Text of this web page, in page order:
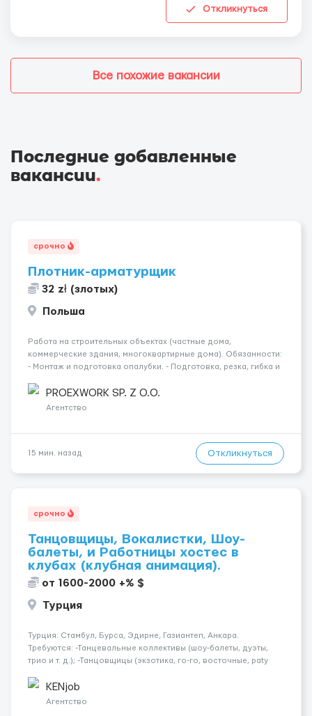
Откликнуться
Все похожие вакансии
Последние добавленные
вакансии.
срочно
Плотник-арматурщик
32 zł (злотых)
Польша
Работа на строительных объектах (частные дома,
коммерческие здания, многоквартирные дома). Обязанности:
- Монтаж и подготовка опалубки. - Подготовка, резка, гибка и
Связка арматурных стержней. - Заливка бетона. - Демонтаж
опалубки после за...
PROEXWORK SP. Z O.O.
Агентство
15 мин. назад Откликнуться
срочно
Танцовщицы, Вокалистки, Шоу-
балеты, и Работницы хостес в
клубах (клубная анимация).
от 1600-2000 +% $
Турция
Турция: Стамбул, Бурса, Эдирне, Газиантеп, Анкара.
Требуются: -Танцевальные коллективы (шоу-балеты, дуэты,
трио и т. д.); -Танцовщицы (экзотика, го-го, восточные, paty
языках); -Гимнастки; -Работницы хостесc в кл...
KENjob
Агентство